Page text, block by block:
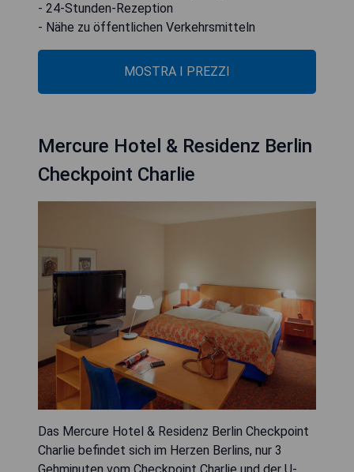
- 24-Stunden-Rezeption
- Nähe zu öffentlichen Verkehrsmitteln
MOSTRA I PREZZI
Mercure Hotel & Residenz Berlin
Checkpoint Charlie
Das Mercure Hotel & Residenz Berlin Checkpoint
Charlie befindet sich im Herzen Berlins, nur 3